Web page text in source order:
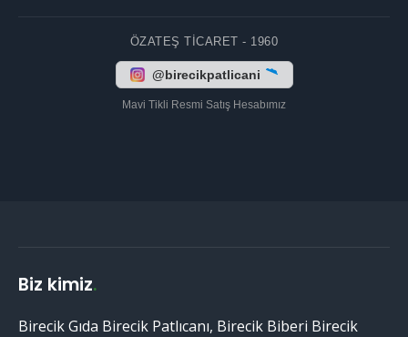
ÖZATEŞ TICARET - 1960
@birecikpatlicani
Mavi Tikli Resmi Satış Hesabımız
Biz kimiz.
Birecik Gıda Birecik Patlıcanı, Birecik Biberi Birecik